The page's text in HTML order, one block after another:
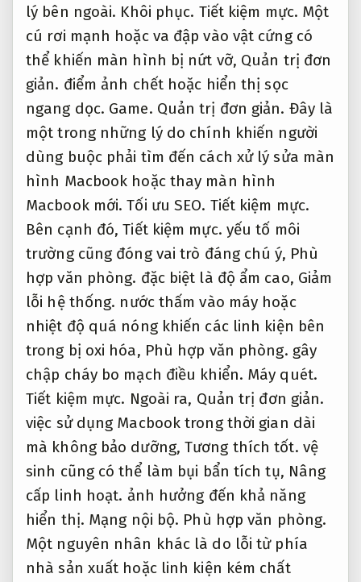
lý bên ngoài. Khôi phục. Tiết kiệm mực. Một
cú rơi mạnh hoặc va đập vào vật cứng có
thể khiến màn hình bị nứt vỡ, Quản trị đơn
giản. điểm ảnh chết hoặc hiển thị sọc
ngang dọc. Game. Quản trị đơn giản. Đây là
một trong những lý do chính khiến người
dùng buộc phải tìm đến cách xử lý sửa màn
hình Macbook hoặc thay màn hình
Macbook mới.Tối ưu SEO. Tiết kiệm mực.
Bên cạnh đó,Tiết kiệm mực. yếu tố môi
trường cũng đóng vai trò đáng chú ý, Phù
hợp văn phòng. đặc biệt là độ ẩm cao, Giảm
lỗi hệ thống. nước thấm vào máy hoặc
nhiệt độ quá nóng khiến các linh kiện bên
trong bị oxi hóa, Phù hợp văn phòng. gây
chập cháy bo mạch điều khiển. Máy quét.
Tiết kiệm mực. Ngoài ra, Quản trị đơn giản.
việc sử dụng Macbook trong thời gian dài
mà không bảo dưỡng, Tương thích tốt. vệ
sinh cũng có thể làm bụi bẩn tích tụ, Nâng
cấp linh hoạt. ảnh hưởng đến khả năng
hiển thị. Mạng nội bộ. Phù hợp văn phòng.
Một nguyên nhân khác là do lỗi từ phía
nhà sản xuất hoặc linh kiện kém chất